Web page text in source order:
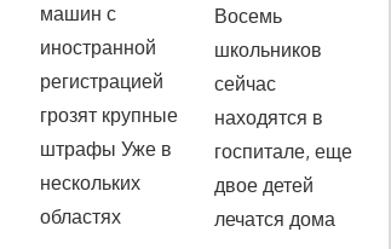
машин с
иностранной
регистрацией
грозят крупные
штрафы Уже в
нескольких
областях
Восемь
школьников
сейчас
находятся в
госпитале, еще
двое детей
лечатся дома